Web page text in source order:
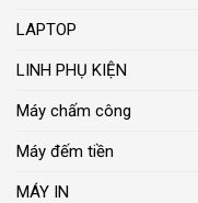
LAPTOP
LINH PHỤ KIỆN
Máy chấm công
Máy đếm tiền
MÁY IN